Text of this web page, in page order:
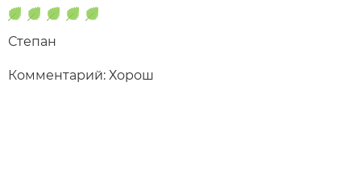
Степан
Комментарий: Хорош